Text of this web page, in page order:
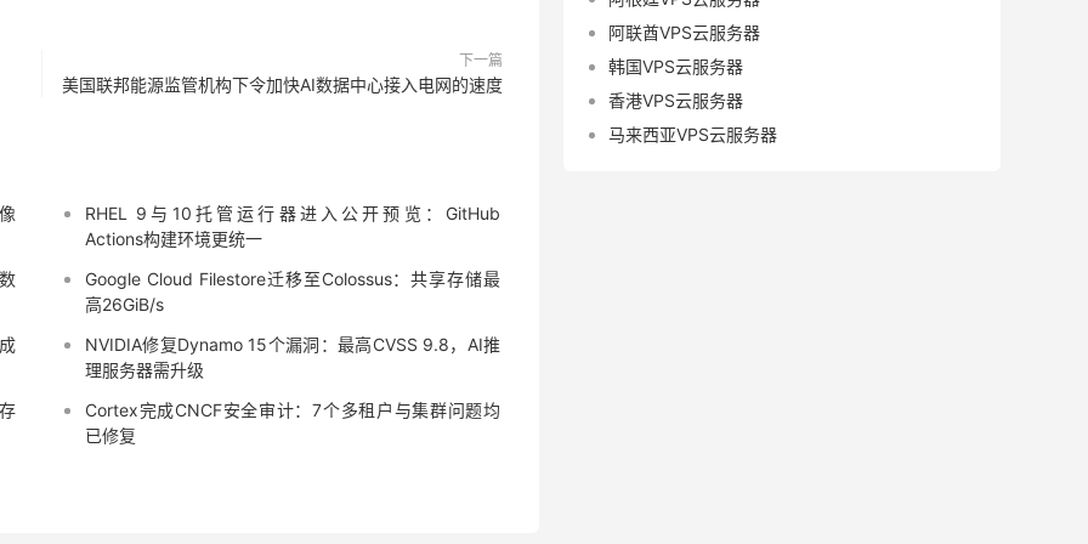
下一篇
美国联邦能源监管机构下令加快AI数据中心接入电网的速度
RHEL 9与10托管运行器进入公开预览：GitHub
Actions构建环境更统一
Google Cloud Filestore迁移至Colossus：共享存储最
高26GiB/s
NVIDIA修复Dynamo 15个漏洞：最高CVSS 9.8，AI推
理服务器需升级
Cortex完成CNCF安全审计：7个多租户与集群问题均
已修复
阿联酋VPS云服务器
韩国VPS云服务器
香港VPS云服务器
马来西亚VPS云服务器